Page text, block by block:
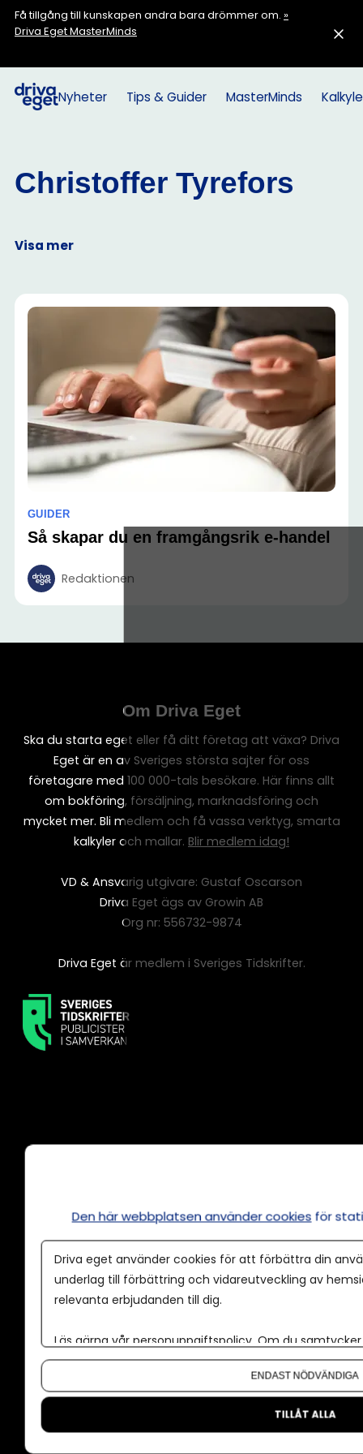
Få tillgång till kunskapen andra bara drömmer om. »
Driva Eget MasterMinds
Nyheter Tips & Guider MasterMinds
Christoffer Tyrefors
Visa mer
GUIDER
Så skapar du en framgångsrik e-handel
Redaktionen
Om Driva Eget
Ska du starta eget eller få ditt företag att växa? Driva
Eget är en av Sveriges största sajter för oss
företagare med 100 000-tals besökare. Här finns allt
om bokföring, försäljning, marknadsföring och
mycket mer. Bli medlem och få vassa verktyg, smarta
kalkyler och mallar. Blir medlem idag!
VD & Ansvarig utgivare: Gustaf Oscarson
Driva Eget ägs av Growin AB
Org nr: 556732-9874
Driva Eget är medlem i Sveriges Tidskrifter.
Våra användarvillkor
Policy för AI
Annonspolicy
Tillgänglighet
Den här webbplatsen använder cookies för
Driva eget använder cookies för att förbättra din
underlag till förbättring och vidareutveckling av
relevanta erbjudanden till dig.
Läs gärna vår personuppgiftspolicy. Om du
Om du vill ändra ditt val i efterhand hittar du den
ENDAST NÖDVÄNDIGA
TILLÅT ALLA